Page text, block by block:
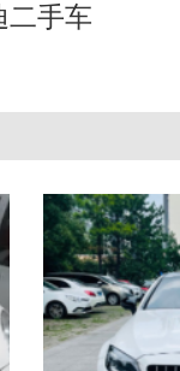
二手车